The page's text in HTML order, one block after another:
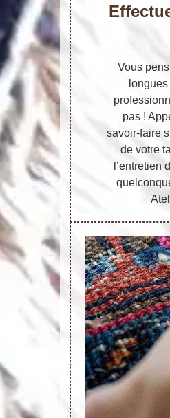
Vous
pas !
savoir-faire
de votre
l’entretien